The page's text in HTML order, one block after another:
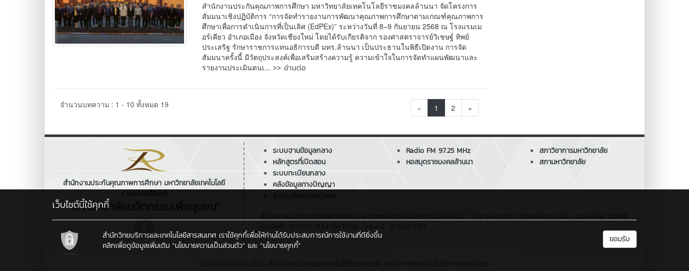
สำนักงานประกันคุณภาพการศึกษา มหาวิทยาลัยเทคโนโลยีราชมงคลล้านนา จัดโครงการ
สัมมนาเชิงปฏิบัติการ “การจัดทำรายงานการพัฒนาคุณภาพการศึกษาตามเกณฑ์คุณภาพการ
ศึกษาเพื่อการดำเนินการที่เป็นเลิศ (EdPEx)” ระหว่างวันที่ 8–9 กันยายน 2568 ณ โรงแรมเม
อร์เคียว อำเภอเมือง จังหวัดเชียงใหม่ โดยได้รับเกียรติจาก รองศาสตราจารย์วิเชษฐ์ ทิพย์
ประเสริฐ รักษาราชการแทนอธิการบดี มทร.ล้านนา เป็นประธานในพิธีเปิดงาน การจัด
สัมมนาครั้งนี้ มีวัตถุประสงค์เพื่อเสริมสร้างความรู้ ความเข้าใจในการจัดทำแผนพัฒนาและ
รายงานประเมินตนเ...>> อ่านต่อ
จำนวนบทความ : 1 - 10 ทั้งหมด 19 « 1 2 »
สำนักงานประกันคุณภาพการศึกษา มหาวิทยาลัยเทคโนโลยี
"มหาวิทยาลัยนวัตกรรมเพื่อชุมชน"
ระบบฐานข้อมูลกลาง
หลักสูตรที่เปิดสอน
ระบบทะเบียนกลาง
คลังข้อมูลทางปัญญา
Radio FM 97.25 MHz
หอสมุดราชมงคลล้านนา
สภาวิชาการมหาวิทยาลัย
สภามหาวิทยาลัย
เว็บไซต์นี้ใช้คุกกี้
สำนักวิทยบริการและเทคโนโลยีสารสนเทศ เราใช้คุกกี้เพื่อให้ท่านได้รับประสบการณ์การใช้งานที่ดียิ่งขึ้น
คลิกเพื่อดูข้อมูลเพิ่มเติม "นโยบายความเป็นส่วนตัว" และ "นโยบายคุกกี้"
ยอมรับ